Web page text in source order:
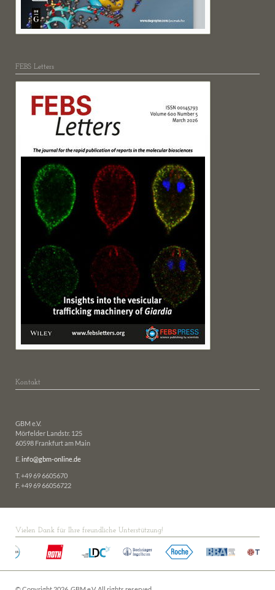
FEBS Letters
Kontakt
GBM e.V.
Mörfelder Landstr. 125
60598 Frankfurt am Main
E. info@gbm-online.de
T. +49 69 6605670
F. +49 69 66056722
Vielen Dank für Ihre freundliche Unterstützung!